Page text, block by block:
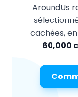
AroundUs
cachées,
60,000